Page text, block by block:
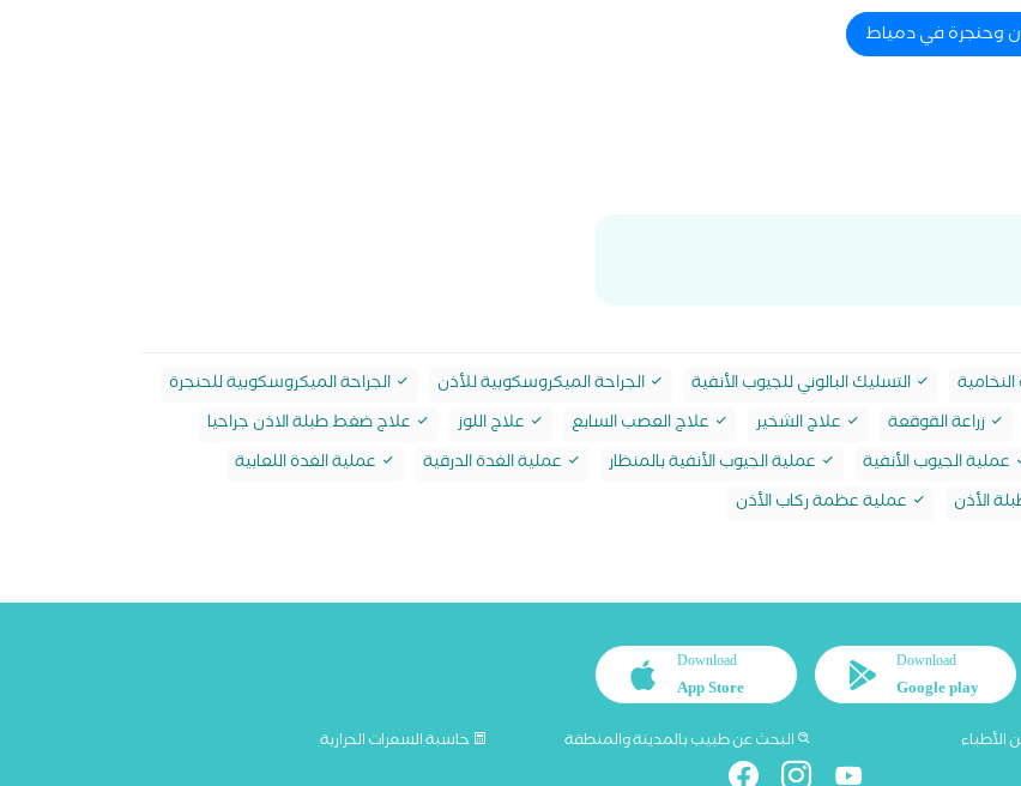
وحنجرة في دمياط
التسليك البالوني للجيوب الأنفية الجراحة الميكروسكوبية للأذن
الجراحة الميكروسكوبية للحنجرة
زراعة القوقعة علاج الشخير علاج العصب السابع علاج اللوز
علاج ضغط طبلة الاذن جراحيا
عملية الجيوب الأنفية عملية الجيوب الأنفية بالمنظار عملية الغدة الدرقية
عملية الغدة اللعابية
الأذن عملية عظمة ركاب الأذن
Download
Google play
Download
App Store
الأطباء البحث عن طبيب بالمدينة والمنطقة حاسبة السعرات الحرارية